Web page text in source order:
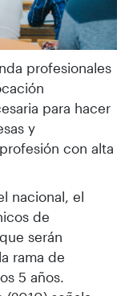
profesionales
para hacer
y
con alta
nacional, el
de
serán
rama de
5 años.